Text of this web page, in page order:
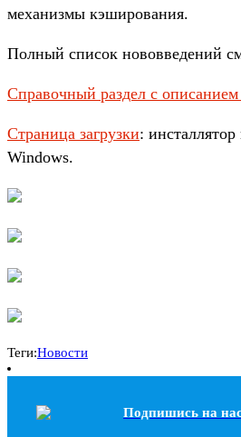
механизмы кэширования.
Полный список нововведений
Справочный раздел с
Страница загрузки:
Windows.
Теги:Новости
Подпишись на